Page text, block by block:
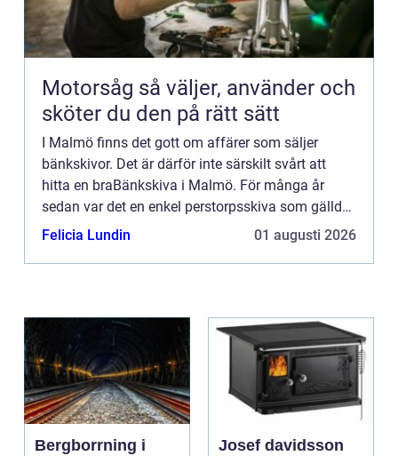
Motorsåg så väljer, använder och
sköter du den på rätt sätt
I Malmö finns det gott om affärer som säljer
bänkskivor. Det är därför inte särskilt svårt att
hitta en braBänkskiva i Malmö. För många år
sedan var det en enkel perstorpsskiva som gällde
när det var dags att lägga in en bänkskiva i köket.
Felicia Lundin 01 augusti 2026
Bergborrning i
Josef davidsson